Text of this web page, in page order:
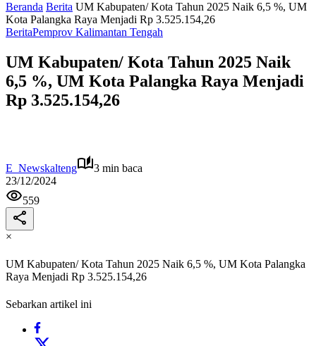
Beranda Berita UM Kabupaten/ Kota Tahun 2025 Naik 6,5 %, UM
Kota Palangka Raya Menjadi Rp 3.525.154,26
BeritaPemprov Kalimantan Tengah
UM Kabupaten/ Kota Tahun 2025 Naik
6,5 %, UM Kota Palangka Raya Menjadi
Rp 3.525.154,26
E_Newskalteng
3 min baca
23/12/2024
559
×
UM Kabupaten/ Kota Tahun 2025 Naik 6,5 %, UM Kota Palangka
Raya Menjadi Rp 3.525.154,26
Sebarkan artikel ini